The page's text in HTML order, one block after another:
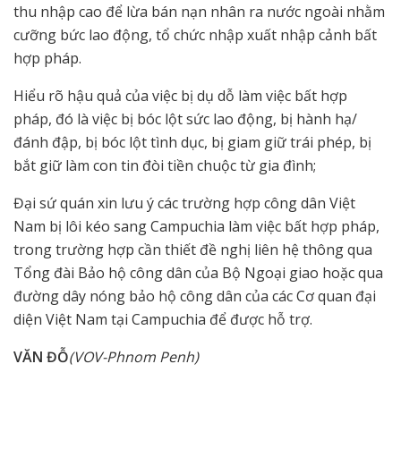
thu nhập cao để lừa bán nạn nhân ra nước ngoài nhằm
cưỡng bức lao động, tổ chức nhập xuất nhập cảnh bất
hợp pháp.
Hiểu rõ hậu quả của việc bị dụ dỗ làm việc bất hợp
pháp, đó là việc bị bóc lột sức lao động, bị hành hạ/
đánh đập, bị bóc lột tình dục, bị giam giữ trái phép, bị
bắt giữ làm con tin đòi tiền chuộc từ gia đình;
Đại sứ quán xin lưu ý các trường hợp công dân Việt
Nam bị lôi kéo sang Campuchia làm việc bất hợp pháp,
trong trường hợp cần thiết đề nghị liên hệ thông qua
Tổng đài Bảo hộ công dân của Bộ Ngoại giao hoặc qua
đường dây nóng bảo hộ công dân của các Cơ quan đại
diện Việt Nam tại Campuchia để được hỗ trợ.
VĂN ĐỖ(VOV-Phnom Penh)